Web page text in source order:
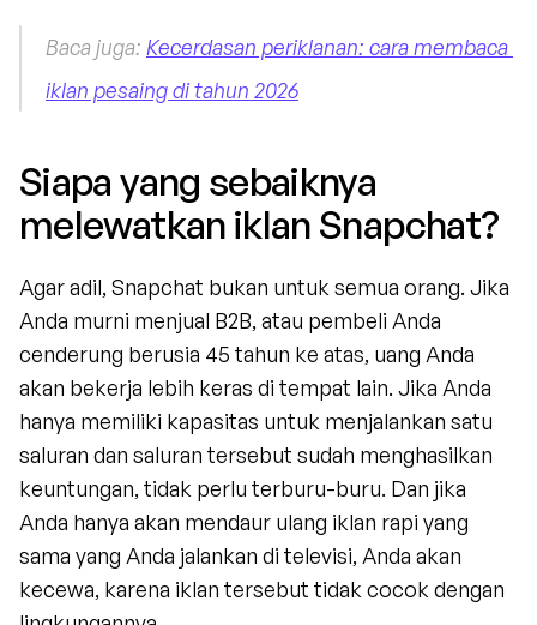
Baca juga: Kecerdasan periklanan: cara membaca
iklan pesaing di tahun 2026
Siapa yang sebaiknya
melewatkan iklan Snapchat?
Agar adil, Snapchat bukan untuk semua orang. Jika
Anda murni menjual B2B, atau pembeli Anda
cenderung berusia 45 tahun ke atas, uang Anda
akan bekerja lebih keras di tempat lain. Jika Anda
hanya memiliki kapasitas untuk menjalankan satu
saluran dan saluran tersebut sudah menghasilkan
keuntungan, tidak perlu terburu-buru. Dan jika
Anda hanya akan mendaur ulang iklan rapi yang
sama yang Anda jalankan di televisi, Anda akan
kecewa, karena iklan tersebut tidak cocok dengan